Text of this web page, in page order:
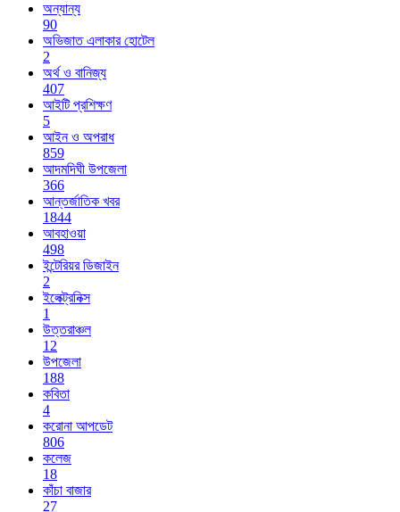
অন্যান্য
90
অভিজাত এলাকার হোটেল
2
অর্থ ও বানিজ্য
407
আইটি প্রশিক্ষণ
5
আইন ও অপরাধ
859
আদমদিঘী উপজেলা
366
আন্তর্জাতিক খবর
1844
আবহাওয়া
498
ইন্টেরিয়র ডিজাইন
2
ইলেক্ট্রনিক্স
1
উত্তরাঞ্চল
12
উপজেলা
188
কবিতা
4
করোনা আপডেট
806
কলেজ
18
কাঁচা বাজার
27